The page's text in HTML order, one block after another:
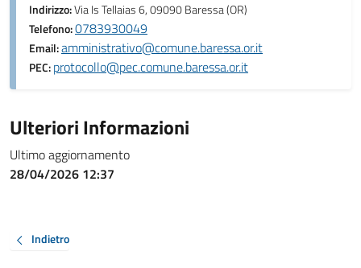
Indirizzo:Via Is Tellaias 6, 09090 Baressa (OR)
Telefono:0783930049
Email:amministrativo@comune.baressa.or.it
PEC:protocollo@pec.comune.baressa.or.it
Ulteriori Informazioni
Ultimo aggiornamento
28/04/2026 12:37
Indietro